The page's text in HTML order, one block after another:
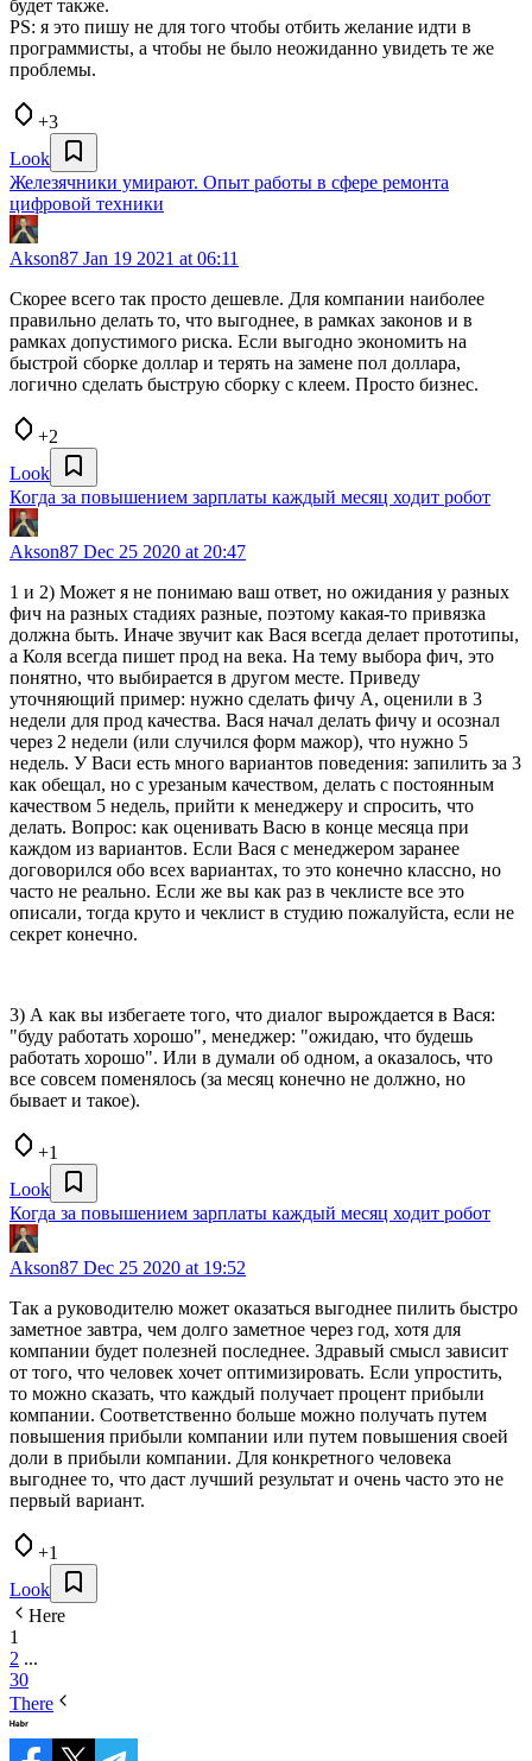
будет также.
PS: я это пишу не для того чтобы отбить желание идти в
программисты, а чтобы не было неожиданно увидеть те же
проблемы.
+3
Look
Железячники умирают. Опыт работы в сфере ремонта
цифровой техники
Akson87 Jan 19 2021 at 06:11
Скорее всего так просто дешевле. Для компании наиболее
правильно делать то, что выгоднее, в рамках законов и в
рамках допустимого риска. Если выгодно экономить на
быстрой сборке доллар и терять на замене пол доллара,
логично сделать быструю сборку с клеем. Просто бизнес.
+2
Look
Когда за повышением зарплаты каждый месяц ходит робот
Akson87 Dec 25 2020 at 20:47
1 и 2) Может я не понимаю ваш ответ, но ожидания у разных
фич на разных стадиях разные, поэтому какая-то привязка
должна быть. Иначе звучит как Вася всегда делает прототипы,
а Коля всегда пишет прод на века. На тему выбора фич, это
понятно, что выбирается в другом месте. Приведу
уточняющий пример: нужно сделать фичу А, оценили в 3
недели для прод качества. Вася начал делать фичу и осознал
через 2 недели (или случился форм мажор), что нужно 5
недель. У Васи есть много вариантов поведения: запилить за 3
как обещал, но с урезаным качеством, делать с постоянным
качеством 5 недель, прийти к менеджеру и спросить, что
делать. Вопрос: как оценивать Васю в конце месяца при
каждом из вариантов. Если Вася с менеджером заранее
договорился обо всех вариантах, то это конечно классно, но
часто не реально. Если же вы как раз в чеклисте все это
описали, тогда круто и чеклист в студию пожалуйста, если не
секрет конечно.
3) А как вы избегаете того, что диалог вырождается в Вася:
"буду работать хорошо", менеджер: "ожидаю, что будешь
работать хорошо". Или в думали об одном, а оказалось, что
все совсем поменялось (за месяц конечно не должно, но
бывает и такое).
+1
Look
Когда за повышением зарплаты каждый месяц ходит робот
Akson87 Dec 25 2020 at 19:52
Так а руководителю может оказаться выгоднее пилить быстро
заметное завтра, чем долго заметное через год, хотя для
компании будет полезней последнее. Здравый смысл зависит
от того, что человек хочет оптимизировать. Если упростить,
то можно сказать, что каждый получает процент прибыли
компании. Соответственно больше можно получать путем
повышения прибыли компании или путем повышения своей
доли в прибыли компании. Для конкретного человека
выгоднее то, что даст лучший результат и очень часто это не
первый вариант.
+1
Look
Here
1
2 ...
30
There